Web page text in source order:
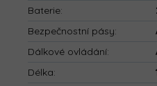
Baterie:
Bezpečnostní pásy:
Dálkové ovládání:
Délka: